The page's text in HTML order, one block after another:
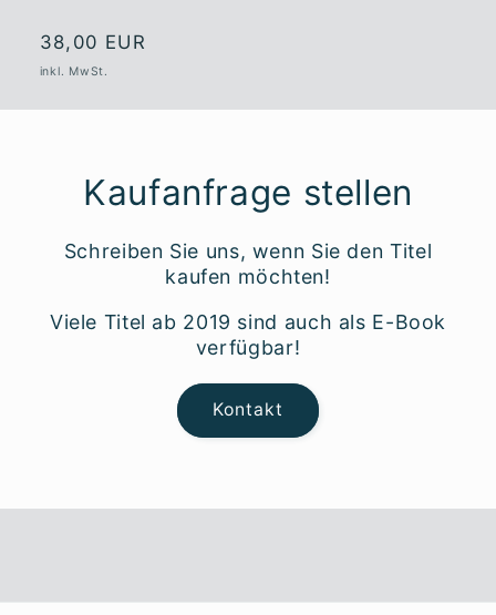
Normaler
Preis
38,00 EUR
inkl. MwSt.
Kaufanfrage stellen
Schreiben Sie uns, wenn Sie den Titel
kaufen möchten!
Viele Titel ab 2019 sind auch als E-Book
verfügbar!
Kontakt